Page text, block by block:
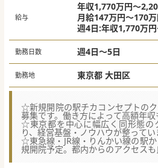
給与
年収1,770万円～
月給147万円～170
週4日:年収1,770万
週5日:年収2,000万
◎上記に追加で、月
加算あり
勤務日数 週4日～5日
勤務地 東京都 大田区
☆新規開院の駅チカコンセプトの
募集です。働き方によって高額年収
☆東京都を中心に幅広く同形態の
り、経営基盤・ノウハウが整ってい
☆東急線・JR線・りんかい線の駅
規開院予定。都内からのアクセスも